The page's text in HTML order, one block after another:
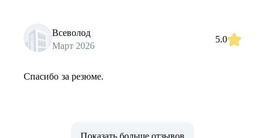
Всеволод
Март 2026
5.0
Спасибо за резюме.
Показать больше отзывов